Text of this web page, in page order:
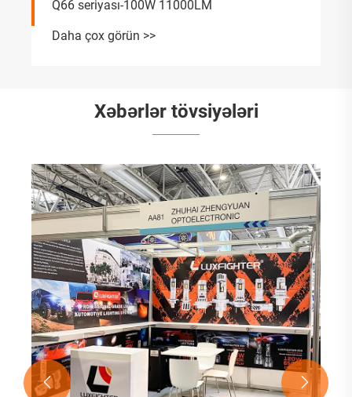
Q66 seriyası-100W 11000LM
Daha çox görün >>
Xəbərlər tövsiyələri
 